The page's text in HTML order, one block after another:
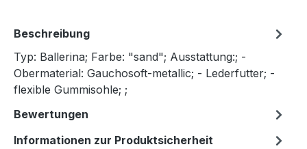
Beschreibung
Typ: Ballerina; Farbe: "sand"; Ausstattung:; -
Obermaterial: Gauchosoft-metallic; - Lederfutter; -
flexible Gummisohle; ;
Bewertungen
Informationen zur Produktsicherheit